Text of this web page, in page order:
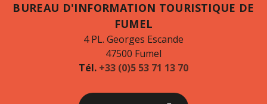
BUREAU D'INFORMATION TOURISTIQUE DE
FUMEL
4 PL. Georges Escande
47500 Fumel
Tél. +33 (0)5 53 71 13 70